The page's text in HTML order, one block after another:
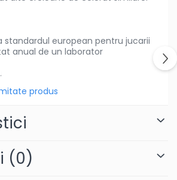
de jucarie
standardul european pentru jucarii
anual de un laborator
produs
(0)